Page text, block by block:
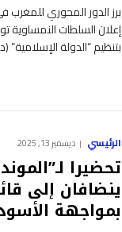
برز الدور المحوري
إعلان السلطات
بتنظيم “الدولة
الرئيسي ديسمبر 13, 2025
تحضيرا
ينضافان إلى
بمواجهة